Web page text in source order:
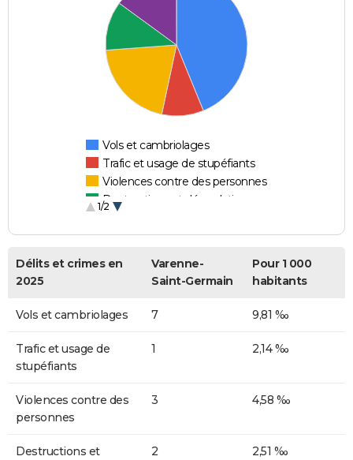
Vols et cambriolages
Trafic et usage de stupéfiants
Violences contre des personnes
Destructions et dégradations
1/2
Délits et crimes en
2025
Varenne-
Saint-Germain
Pour 1 000
habitants
Vols et cambriolages 7 9,81 ‰
Trafic et usage de
stupéfiants
1 2,14 ‰
Violences contre des
personnes
3 4,58 ‰
Destructions et
2 2,51 ‰